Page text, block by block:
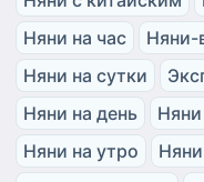
Няни на час
Няни-
Няни на сутки
Няни на день
Няни
Няни на утро